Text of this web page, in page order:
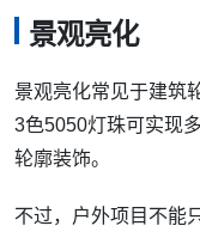
景观亮化
景观亮化常见于建筑
3色5050灯珠可实现
轮廓装饰。
不过，户外项目不能